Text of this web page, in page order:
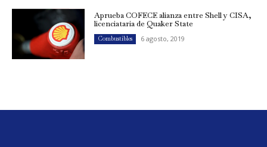
Aprueba COFECE alianza entre Shell y CISA,
licenciataria de Quaker State
Combustibles 6 agosto, 2019